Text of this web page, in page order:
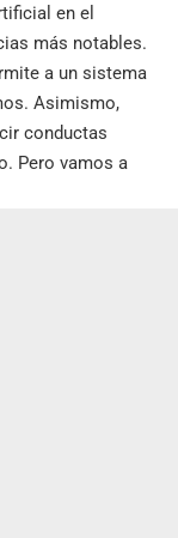
en el
más notables.
a un sistema
Asimismo,
conductas
Pero vamos a